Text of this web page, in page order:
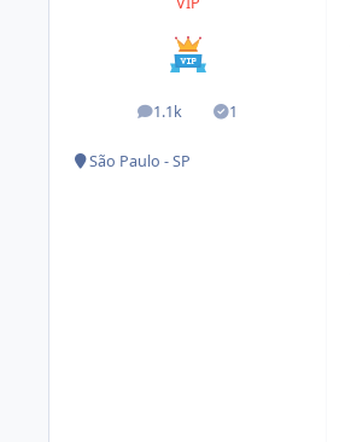
1.1k
posts 1
Soluções
São Paulo - SP